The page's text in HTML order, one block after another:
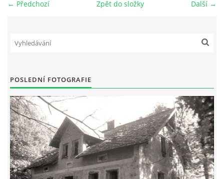
města Domažlice.
© 2026 eStránky.cz
← Předchozí Další →
Zpět do složky
POSLEDNÍ FOTOGRAFIE